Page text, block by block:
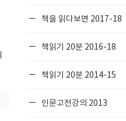
책을 읽다보면 2017-18
책읽기 20분 2016-18
책읽기 20분 2014-15
인문고전강의 2013